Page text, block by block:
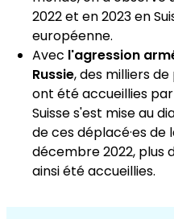
2022 et en 2023 en
européenne.
Avec l'agression
Russie, des milliers
ont été accueillies
Suisse s'est mise au
de ces déplacé·es
décembre 2022, plus
ainsi été accueillies.